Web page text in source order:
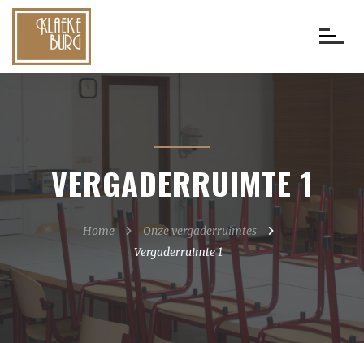
VERGADERRUIMTE 1
Home
Onze vergaderruimtes
Vergaderruimte 1